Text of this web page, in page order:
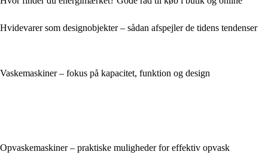
Hvidevarer som designobjekter – sådan afspejler de tidens tendenser
Vaskemaskiner – fokus på kapacitet, funktion og design
Opvaskemaskiner – praktiske muligheder for effektiv opvask